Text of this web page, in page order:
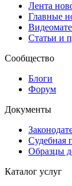
Лента
Главные
Статьи и
Сообщество
Блоги
Форум
Документы
Судебная
Образцы
Каталог услуг